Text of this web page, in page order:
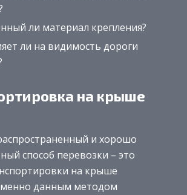
ли материал крепления?
ли на видимость дороги
на крыше
и хорошо
способ перевозки – это
на крыше
данным методом